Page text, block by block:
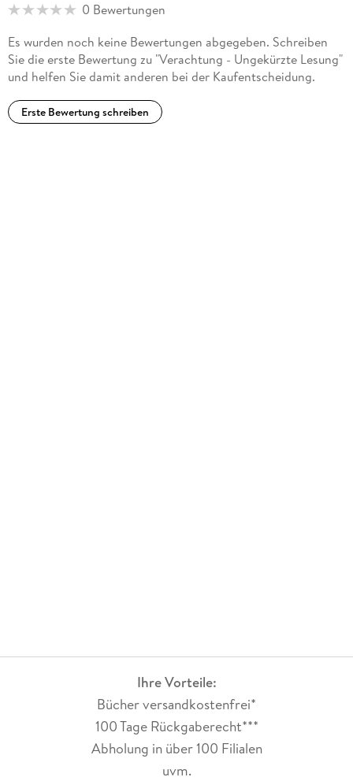
0 Bewertungen
Es wurden noch keine Bewertungen abgegeben. Schreiben
Sie die erste Bewertung zu "Verachtung - Ungekürzte Lesung"
und helfen Sie damit anderen bei der Kaufentscheidung.
Erste Bewertung schreiben
Ihre Vorteile:
Bücher versandkostenfrei*
100 Tage Rückgaberecht***
Abholung in über 100 Filialen
uvm.